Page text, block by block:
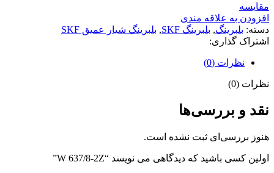
مقايسه
افزودن به علاقه مندی
دسته: بلبرینگ, بلبرینگ SKF , بلبرینگ شیار عمیق SKF
اشتراک گذاری:
نظرات (0)
نظرات (0)
نقد و بررسی‌ها
هنوز بررسی‌ای ثبت نشده است.
اولین کسی باشید که دیدگاهی می نویسد “W 637/8-2Z”